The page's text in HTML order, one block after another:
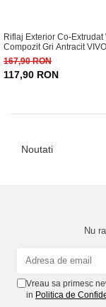
Riflaj Exterior Co-Extrudat
Compozit Gri Antracit
220x26 mm, Lungime 2.9 m
167,90 RON
117,90 RON
Noutati
Nu
Vreau sa primesc
in Politica de